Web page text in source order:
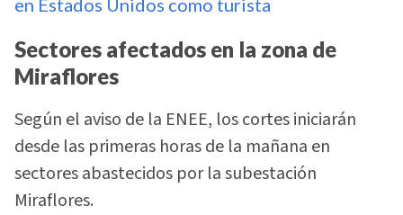
Sectores afectados en la zona de
Miraflores
Según el aviso de la ENEE, los cortes iniciarán
desde las primeras horas de la mañana en
sectores abastecidos por la subestación
Miraflores.